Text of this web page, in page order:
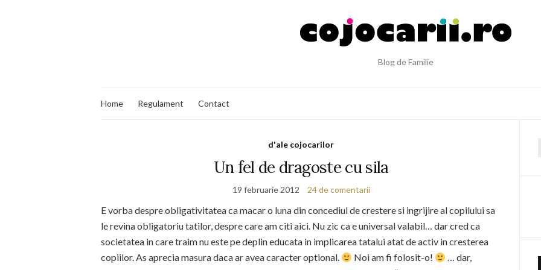
Blog de Familie
Home Regulament Contact
d'ale cojocarilor
Un fel de dragoste cu sila
19 februarie 2012 24 de comentarii
E vorba despre obligativitatea ca macar o luna din concediul de crestere si ingrijire al copilului sa
le revina obligatoriu tatilor, despre care am citi aici. Nu zic ca e universal valabil… dar cred ca
societatea in care traim nu este pe deplin educata in implicarea tatalui atat de activ in cresterea
copiilor. As aprecia masura daca ar avea caracter optional.
Noi am fi folosit-o!
… dar,